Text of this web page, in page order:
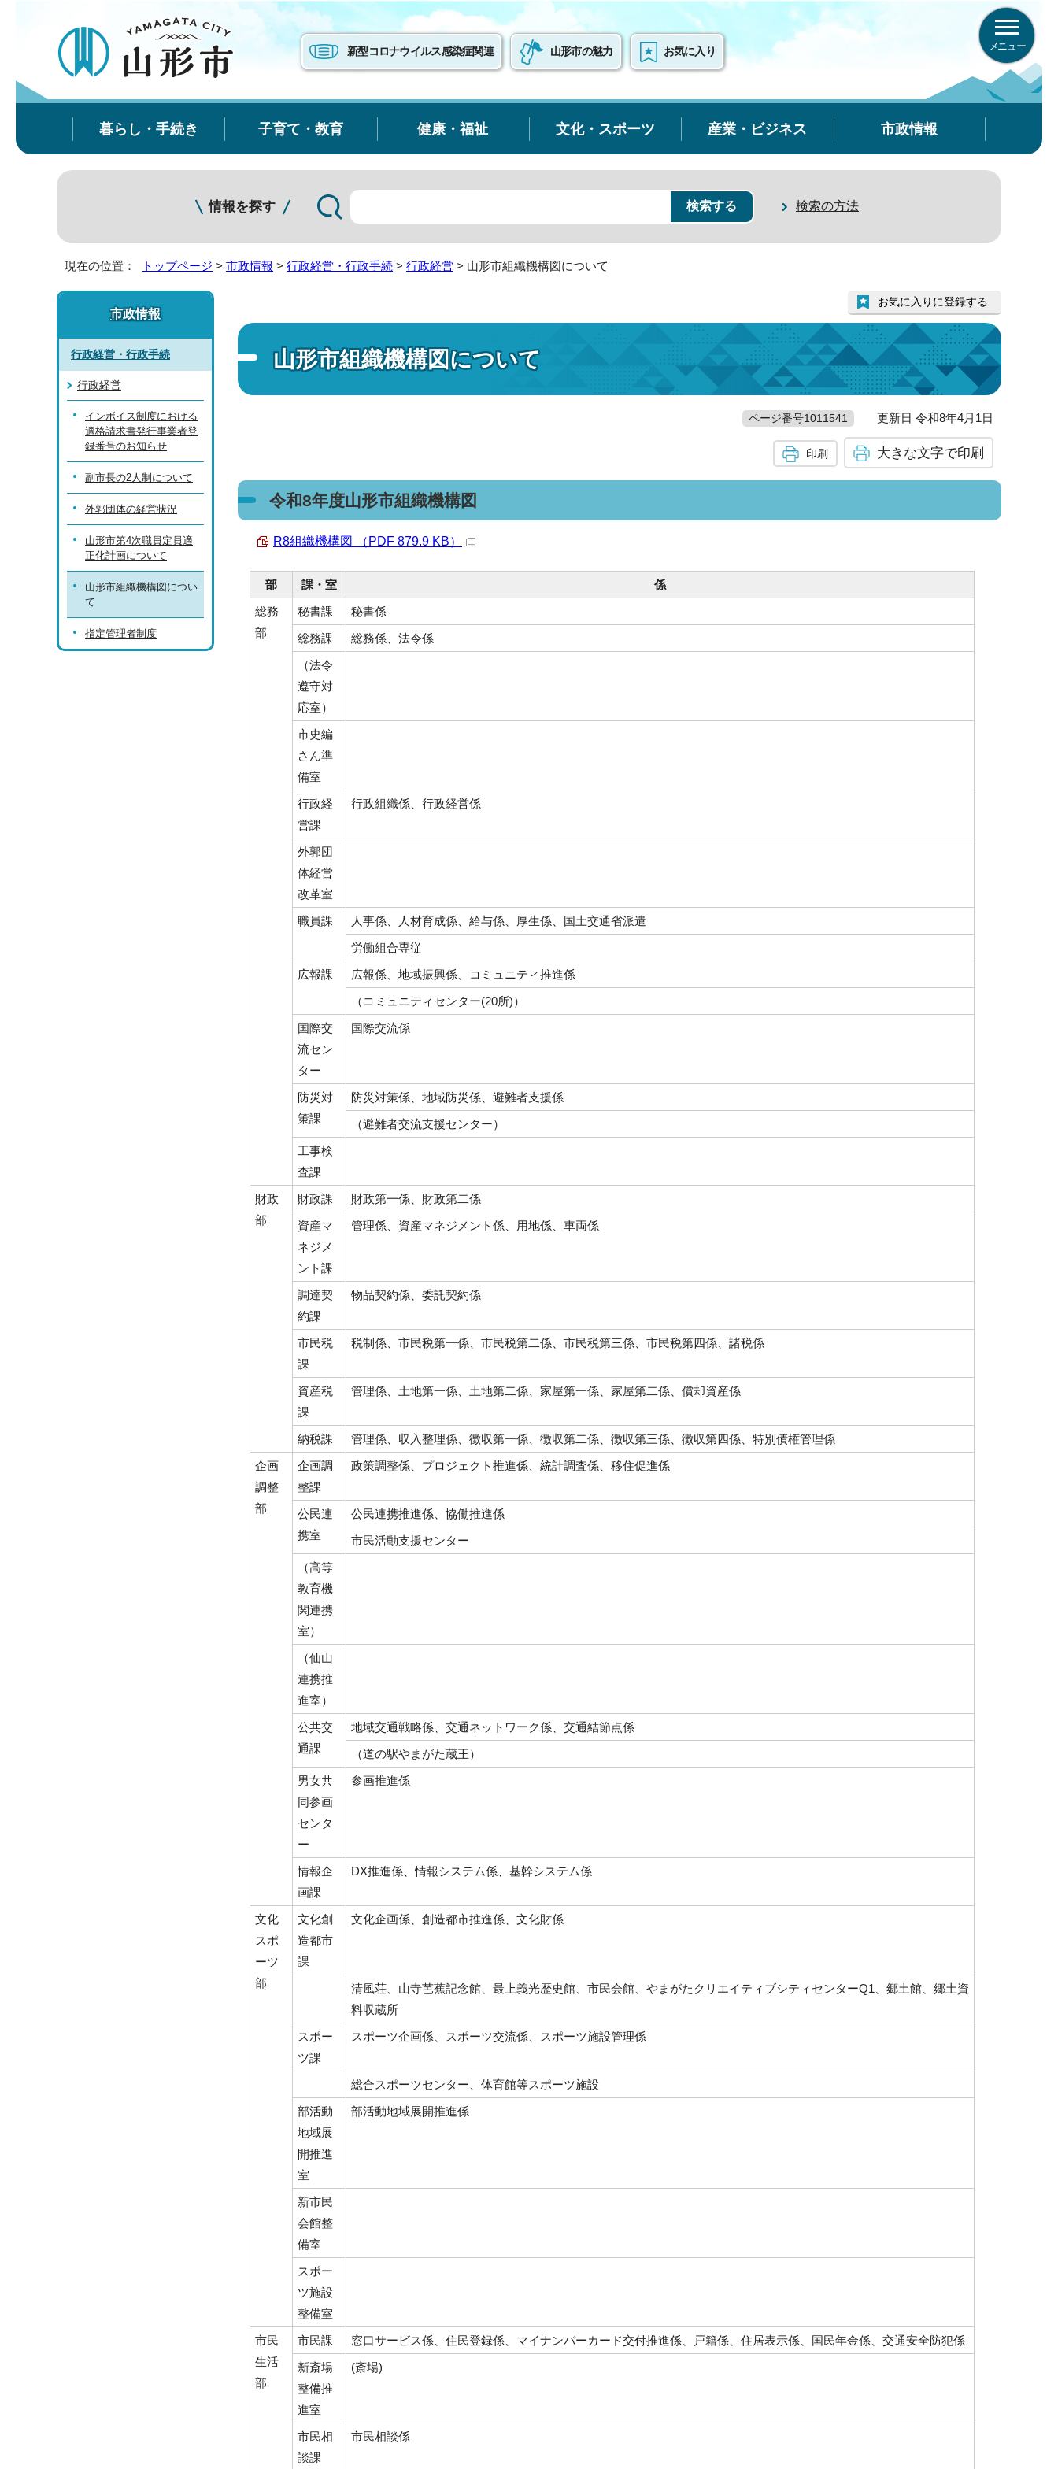
新型コロナウイルス感染症関連 山形市の魅力 お気に入り メニュー
暮らし・手続き 子育て・教育 健康・福祉 文化・スポーツ 産業・ビジネス 市政情報
情報を探す 検索の方法
現在の位置： トップページ > 市政情報 > 行政経営・行政手続 > 行政経営 > 山形市組織機構図について
山形市組織機構図について
お気に入りに登録する
ページ番号1011541 更新日 令和8年4月1日
印刷 大きな文字で印刷
令和8年度山形市組織機構図
R8組織機構図 （PDF 879.9 KB）
部 課・室
係
総務
部
秘書課
秘書係
総務課
総務係、法令係
（法令
遵守対
応室）
市史編
さん準
備室
行政経
営課
行政組織係、行政経営係
外郭団
体経営
改革室
職員課
人事係、人材育成係、給与係、厚生係、国土交通省派遣
労働組合専従
広報課
広報係、地域振興係、コミュニティ推進係
（コミュニティセンター(20所)）
国際交
流セン
ター
国際交流係
防災対
策課
防災対策係、地域防災係、避難者支援係
（避難者交流支援センター）
工事検
査課
財政
部
財政課
財政第一係、財政第二係
資産マ
ネジメ
ント課
管理係、資産マネジメント係、用地係、車両係
調達契
約課
物品契約係、委託契約係
市民税
課
税制係、市民税第一係、市民税第二係、市民税第三係、市民税第四係、諸税係
資産税
課
管理係、土地第一係、土地第二係、家屋第一係、家屋第二係、償却資産係
納税課
管理係、収入整理係、徴収第一係、徴収第二係、徴収第三係、徴収第四係、特別債権管理係
企画
調整
部
企画調
整課
政策調整係、プロジェクト推進係、統計調査係、移住促進係
公民連
携室
公民連携推進係、協働推進係
市民活動支援センター
（高等
教育機
関連携
室）
（仙山
連携推
進室）
公共交
通課
地域交通戦略係、交通ネットワーク係、交通結節点係
（道の駅やまがた蔵王）
男女共
同参画
センタ
ー
参画推進係
情報企
画課
DX推進係、情報システム係、基幹システム係
文化
スポ
ーツ
部
文化創
造都市
課
文化企画係、創造都市推進係、文化財係
清風荘、山寺芭蕉記念館、最上義光歴史館、市民会館、やまがたクリエイティブシティセンターQ1、郷土館、郷土資
料収蔵所
スポー
ツ課
スポーツ企画係、スポーツ交流係、スポーツ施設管理係
総合スポーツセンター、体育館等スポーツ施設
部活動
地域展
開推進
室
部活動地域展開推進係
新市民
会館整
備室
スポー
ツ施設
整備室
市民
生活
部
市民課
窓口サービス係、住民登録係、マイナンバーカード交付推進係、戸籍係、住居表示係、国民年金係、交通安全防犯係
新斎場
整備推
進室
(斎場)
市民相
談課
市民相談係
市政情報
行政経営・行政手続
行政経営
インボイス制度における
適格請求書発行事業者登
録番号のお知らせ
副市長の2人制について
外郭団体の経営状況
山形市第4次職員定員適
正化計画について
山形市組織機構図につい
て
指定管理者制度